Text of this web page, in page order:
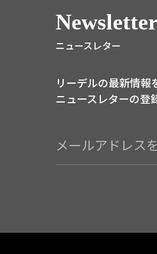
Newsletter
ニュースレター
リーデルの最新情報
ニュースレターの登